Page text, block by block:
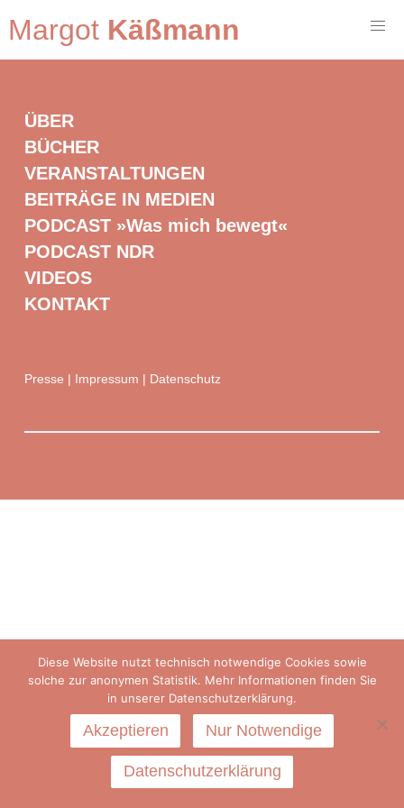
Margot Käßmann
ÜBER
BÜCHER
VERANSTALTUNGEN
BEITRÄGE IN MEDIEN
PODCAST »Was mich bewegt«
PODCAST NDR
VIDEOS
KONTAKT
Presse Impressum Datenschutz
Diese Website nutzt technisch notwendige Cookies sowie
solche zur anonymen Statistik. Mehr Informationen finden Sie
in unserer Datenschutzerklärung.
Akzeptieren Nur Notwendige
Datenschutzerklärung